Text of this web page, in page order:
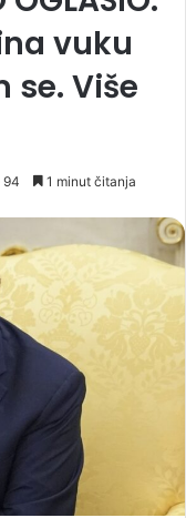
vuku
se. Više
94 1 minut čitanja